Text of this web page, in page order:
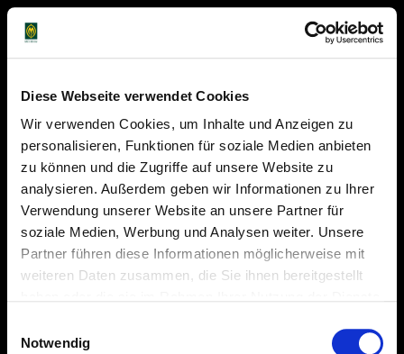
Diese Webseite verwendet Cookies
Wir verwenden Cookies, um Inhalte und Anzeigen zu
personalisieren, Funktionen für soziale Medien anbieten
zu können und die Zugriffe auf unsere Website zu
analysieren. Außerdem geben wir Informationen zu Ihrer
Verwendung unserer Website an unsere Partner für
soziale Medien, Werbung und Analysen weiter. Unsere
Partner führen diese Informationen möglicherweise mit
weiteren Daten zusammen, die Sie ihnen bereitgestellt
Cookies, wenn Sie unsere Webseite weiterhin nutzen.
Notwendig